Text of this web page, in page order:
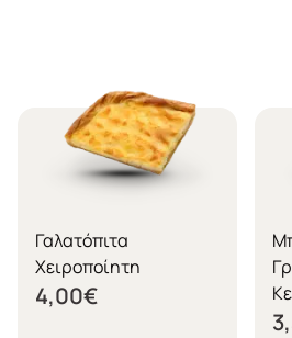
Γαλατόπιτα
Χειροποίητη
4,00€